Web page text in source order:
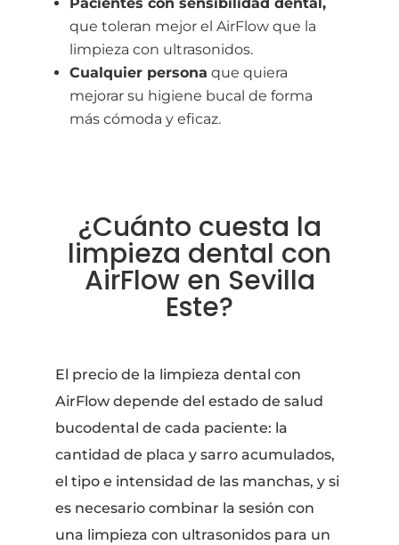
que toleran mejor el AirFlow que la
limpieza con ultrasonidos.
Cualquier persona que quiera
mejorar su higiene bucal de forma
más cómoda y eficaz.
¿Cuánto cuesta la
limpieza dental con
AirFlow en Sevilla
Este?
El precio de la limpieza dental con
AirFlow depende del estado de salud
bucodental de cada paciente: la
cantidad de placa y sarro acumulados,
el tipo e intensidad de las manchas, y si
es necesario combinar la sesión con
una limpieza con ultrasonidos para un